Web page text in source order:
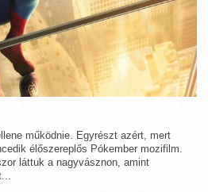
működnie. Egyrészt azért, mert
élőszereplős Pókember mozifilm.
láttuk a nagyvásznon, amint